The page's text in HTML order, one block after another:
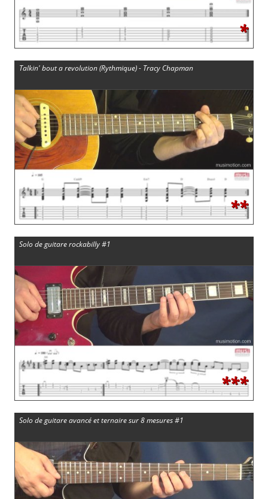
*
Talkin' bout a revolution (Rythmique) - Tracy Chapman
**
Solo de guitare rockabilly #1
***
Solo de guitare avancé et ternaire sur 8 mesures #1